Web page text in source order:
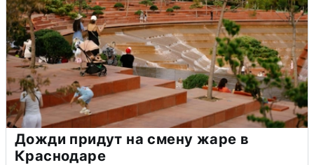
Дожди придут на смену жаре в
Краснодаре